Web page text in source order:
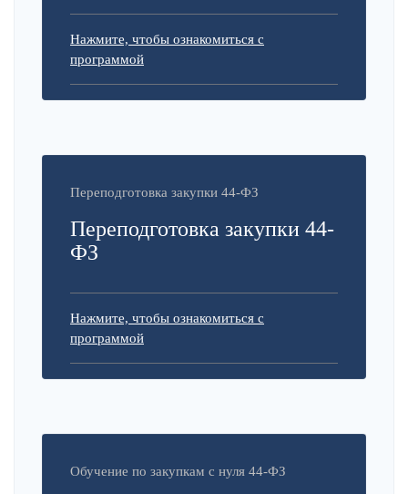
Нажмите, чтобы ознакомиться с
программой
Переподготовка закупки 44-ФЗ
Переподготовка закупки 44-
ФЗ
Нажмите, чтобы ознакомиться с
программой
Обучение по закупкам с нуля 44-ФЗ